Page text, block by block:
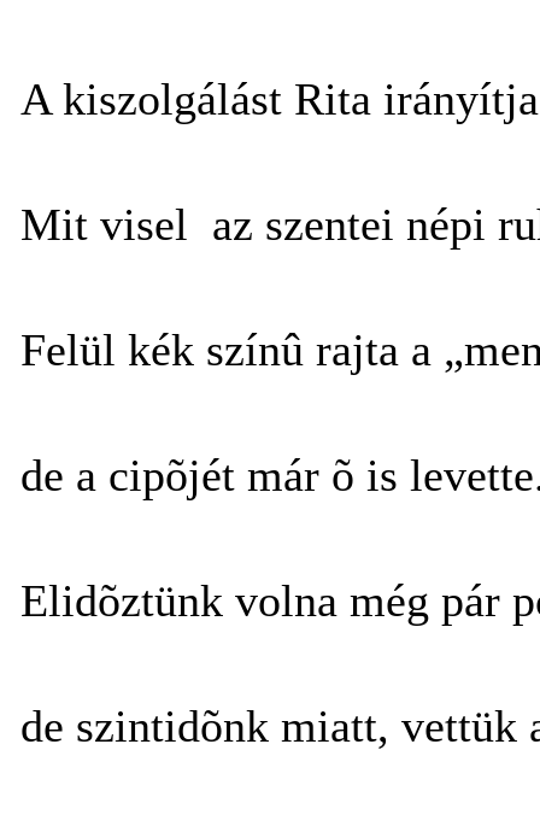
A kiszolgálást Rita
Mit visel az szentei népi
Felül kék színû rajta a
de a cipõjét már õ is
Elidõztünk volna még pár
de szintidõnk miatt, vettük